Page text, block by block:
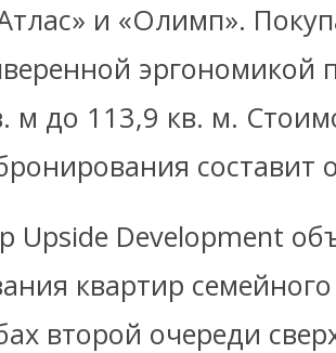
и «Олимп».
эргономикой
м до 113,9 кв. м.
составит
Upside Development
квартир
второй очереди